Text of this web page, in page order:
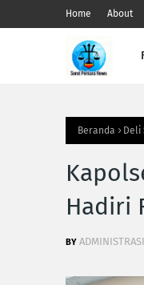
Home About
Beranda Deli
Hadiri
ADMINISTRASI